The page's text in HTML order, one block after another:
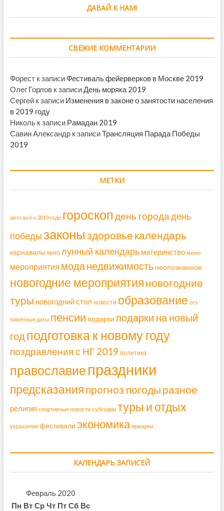
ДАВАЙ К НАМ!
СВЕЖИЕ КОММЕНТАРИИ
Форестк записи Фестиваль фейерверков в Москве 2019
Олег Горловк записи День моряка 2019
Сергейк записи Изменения в законе о занятости населения
в 2019 году
Никольк записи Рамадан 2019
Савин Александрк записиТрансляция Парада Победы
2019
МЕТКИ
авто всё о 2019 годе гороскоп день города день
победызаконыздоровье календарь
карнавалы кино лунный календарь материнство меню
мероприятия мода недвижимость неопознанное
новогодние мероприятия новогодние
туры новогодний стол новости образование огэ
памятные даты пенсии подарки подарки на новый
год подготовка к новому году
поздравления с НГ 2019 политика
православие праздники
предсказанияпрогноз погоды разное
религия спортивные новости субсидии туры и отдых
украшения фестивали экономика ярмарки
КАЛЕНДАРЬ ЗАПИСЕЙ
Февраль 2020
Пн Вт Ср Чт Пт Сб Вс